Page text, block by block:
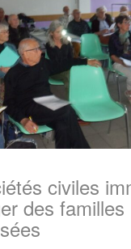
civiles
des familles